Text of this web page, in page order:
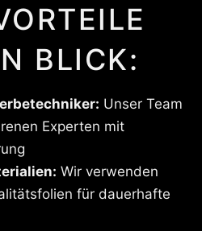
BLICK:
Unser Team
Experten mit
Wir verwenden
für dauerhafte